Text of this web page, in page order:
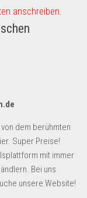
anschreiben.
dem berühmten
Super Preise!
mit immer
Bei uns
unsere Website!